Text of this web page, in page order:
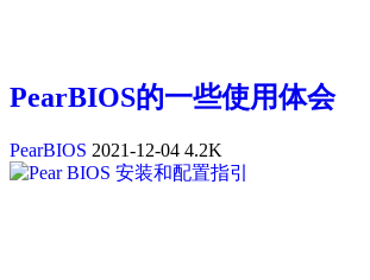
PearBIOS的一些使用体会
PearBIOS 2021-12-04 4.2K